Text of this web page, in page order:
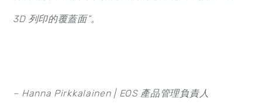
3D 列印的覆蓋面”。
– Hanna Pirkkalainen | EOS 產品管理負責人